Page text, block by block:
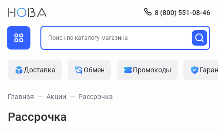
8 (800) 551-08-46
Доставка Обмен Промокоды
Главная Акции Рассрочка
Рассрочка